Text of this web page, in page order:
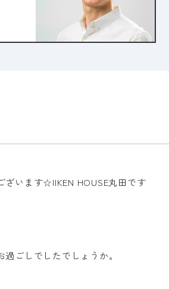
ざいます☆IIKEN HOUSE丸田です
ごしでしたでしょうか。